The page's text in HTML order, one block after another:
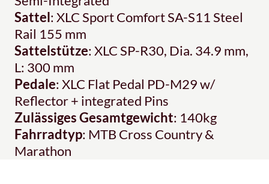
Sattel: XLC Sport Comfort SA-S11 Steel
Rail 155 mm
Sattelstütze: XLC SP-R30, Dia. 34.9 mm,
L: 300 mm
Pedale: XLC Flat Pedal PD-M29 w/
Reflector + integrated Pins
Zulässiges Gesamtgewicht: 140kg
Fahrradtyp: MTB Cross Country &
Marathon